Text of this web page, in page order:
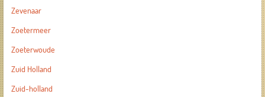
Zevenaar
Zoetermeer
Zoeterwoude
Zuid Holland
Zuid-holland